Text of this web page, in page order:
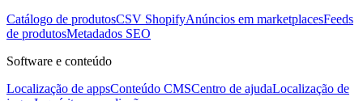
Catálogo de produtosCSV ShopifyAnúncios em marketplacesFeeds
de produtosMetadados SEO
Software e conteúdo
Localização de appsConteúdo CMSCentro de ajudaLocalização de